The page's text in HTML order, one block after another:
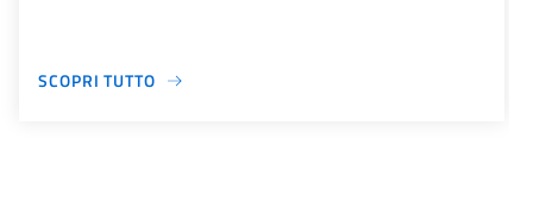
SCOPRI TUTTO